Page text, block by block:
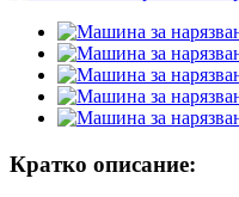
Кратко описание: